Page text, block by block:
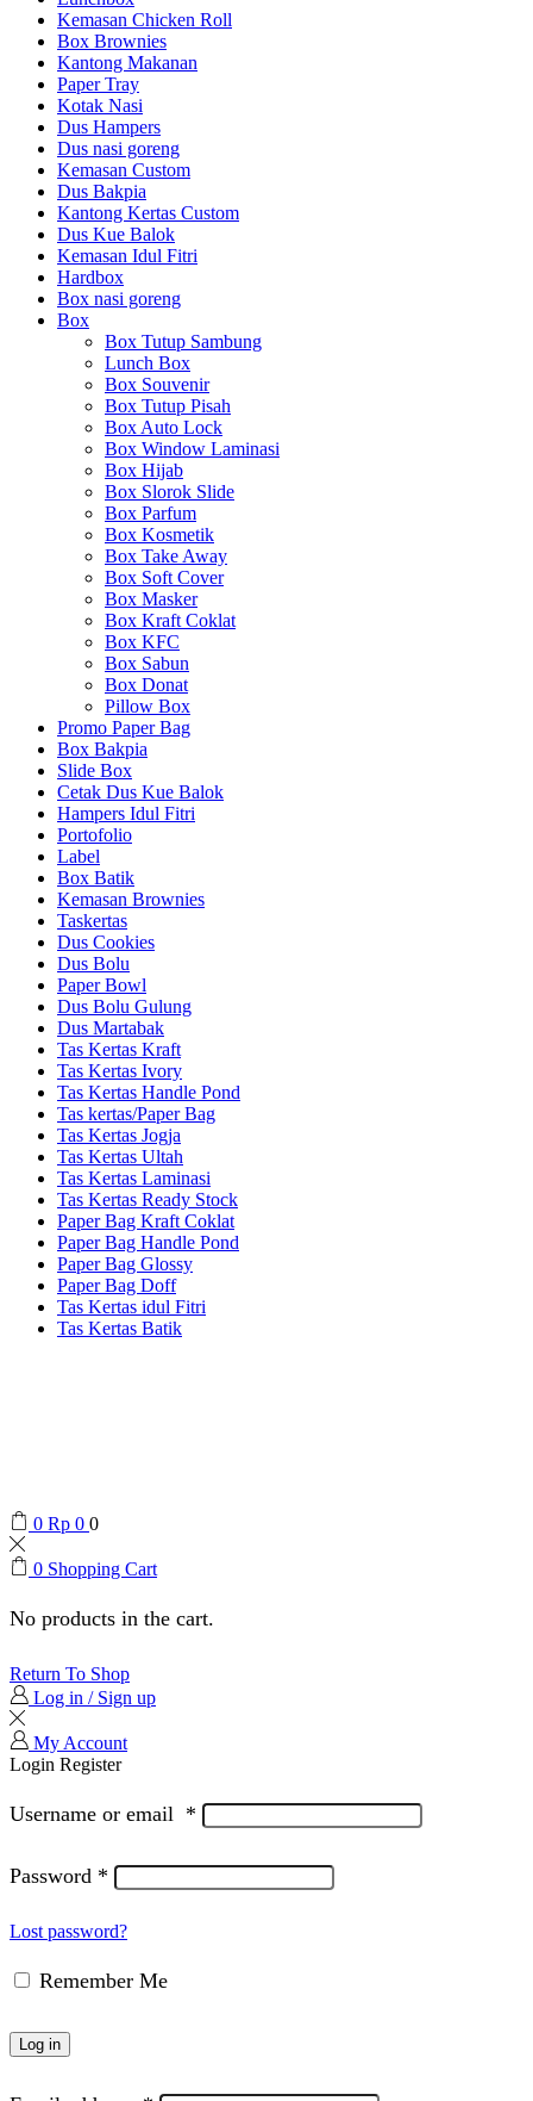
Kemasan Chicken Roll
Box Brownies
Kantong Makanan
Paper Tray
Kotak Nasi
Dus Hampers
Dus nasi goreng
Kemasan Custom
Dus Bakpia
Kantong Kertas Custom
Dus Kue Balok
Kemasan Idul Fitri
Hardbox
Box nasi goreng
Box
Box Tutup Sambung
Lunch Box
Box Souvenir
Box Tutup Pisah
Box Auto Lock
Box Window Laminasi
Box Hijab
Box Slorok Slide
Box Parfum
Box Kosmetik
Box Take Away
Box Soft Cover
Box Masker
Box Kraft Coklat
Box KFC
Box Sabun
Box Donat
Pillow Box
Promo Paper Bag
Box Bakpia
Slide Box
Cetak Dus Kue Balok
Hampers Idul Fitri
Portofolio
Label
Box Batik
Kemasan Brownies
Taskertas
Dus Cookies
Dus Bolu
Paper Bowl
Dus Bolu Gulung
Dus Martabak
Tas Kertas Kraft
Tas Kertas Ivory
Tas Kertas Handle Pond
Tas kertas/Paper Bag
Tas Kertas Jogja
Tas Kertas Ultah
Tas Kertas Laminasi
Tas Kertas Ready Stock
Paper Bag Kraft Coklat
Paper Bag Handle Pond
Paper Bag Glossy
Paper Bag Doff
Tas Kertas idul Fitri
Tas Kertas Batik
0 Rp 0 0
0 Shopping Cart
No products in the cart.
Return To Shop
Log in / Sign up
My Account
Login Register
Username or email *
Password *
Lost password?
Remember Me
Log in